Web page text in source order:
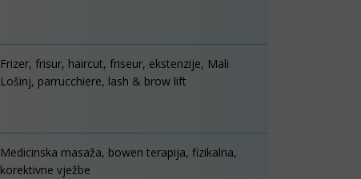
Frizer, frisur, haircut, friseur, ekstenzije, Mali
Lošinj, parrucchiere, lash & brow lift
Medicinska masaža, bowen terapija, fizikalna,
korektivne vježbe